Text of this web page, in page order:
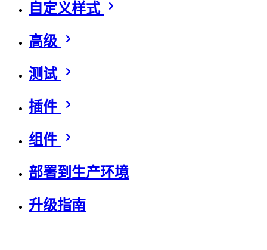
自定义样式
高级
测试
插件
组件
部署到生产环境
升级指南